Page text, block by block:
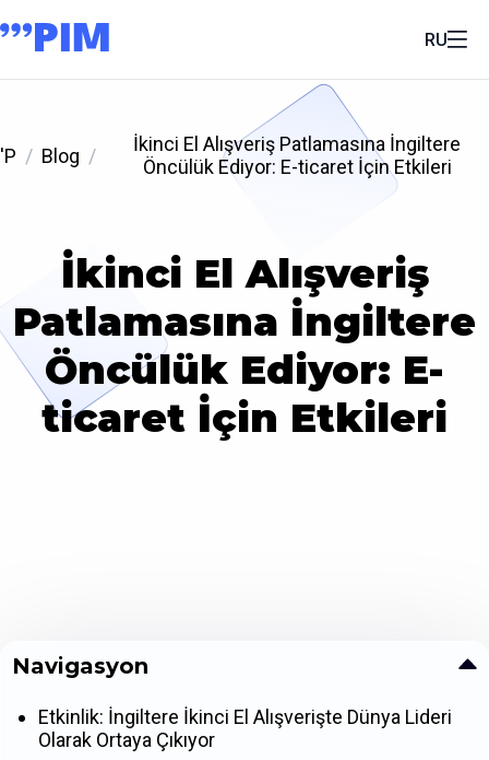
RU
'P Blog
İkinci El Alışveriş Patlamasına İngiltere
Öncülük Ediyor: E-ticaret İçin Etkileri
İkinci El Alışveriş
Patlamasına İngiltere
Öncülük Ediyor: E-
ticaret İçin Etkileri
Navigasyon
Etkinlik: İngiltere İkinci El Alışverişte Dünya Lideri
Olarak Ortaya Çıkıyor